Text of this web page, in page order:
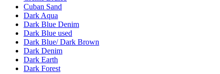
Cuban Sand
Dark Aqua
Dark Blue Denim
Dark Blue used
Dark Blue/ Dark Brown
Dark Denim
Dark Earth
Dark Forest